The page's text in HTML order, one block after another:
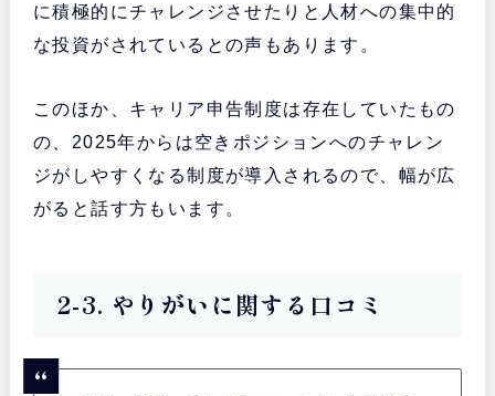
に積極的にチャレンジさせたりと人材への集中的
な投資がされているとの声もあります。
このほか、キャリア申告制度は存在していたもの
の、2025年からは空きポジションへのチャレン
ジがしやすくなる制度が導入されるので、幅が広
がると話す方もいます。
2-3. やりがいに関する口コミ